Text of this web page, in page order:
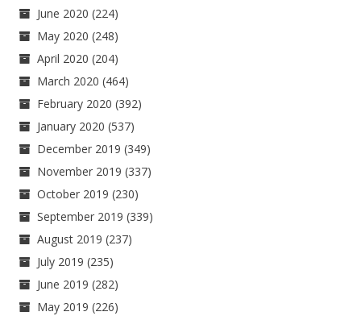
June 2020 (224)
May 2020 (248)
April 2020 (204)
March 2020 (464)
February 2020 (392)
January 2020 (537)
December 2019 (349)
November 2019 (337)
October 2019 (230)
September 2019 (339)
August 2019 (237)
July 2019 (235)
June 2019 (282)
May 2019 (226)